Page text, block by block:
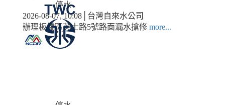
停水
2026-08-07, 10:08│台灣自來水公司
辦理板橋區英士路5號路面漏水搶修 more...